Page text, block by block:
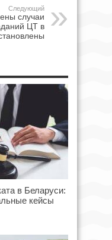
Следующий
случаи
ЦТ в
в Беларуси:
кейсы